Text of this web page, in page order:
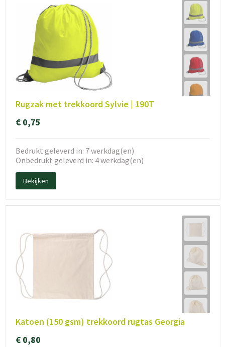
Rugzak met trekkoord Sylvie | 190T
€ 0,75
Bedrukt geleverd in: 7 werkdag(en)
Onbedrukt geleverd in: 4 werkdag(en)
Bekijken
Katoen (150 gsm) trekkoord rugtas Georgia
€ 0,80